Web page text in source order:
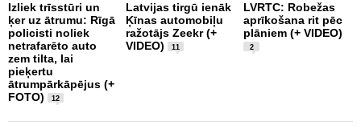
Izliek trīsstūri un
ķer uz ātrumu: Rīgā
policisti noliek
netrafarēto auto
zem tilta, lai
pieķertu
ātrumpārkāpējus (+
FOTO)
12
Latvijas tirgū ienāk
Ķīnas automobiļu
ražotājs Zeekr (+
VIDEO)
11
LVRTC: Robežas
aprīkošana rit pēc
plāniem (+ VIDEO)
2